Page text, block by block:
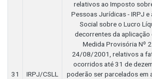
31 IRPJ/CSLL
relativos ao Imposto
Pessoas Jurídicas - IRPJ e
Social sobre o Lucro
decorrentes da aplicação
Medida Provisória Nº
24/08/2001, relativos a
ocorridos até 31 de
poderão ser parcelados em